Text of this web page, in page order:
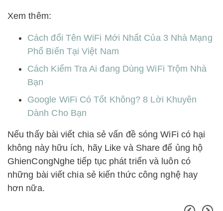
Xem thêm:
Cách đổi Tên WiFi Mới Nhất Của 3 Nhà Mạng
Phổ Biến Tại Việt Nam
Cách Kiểm Tra Ai đang Dùng WiFi Trộm Nhà
Bạn
Google WiFi Có Tốt Không? 8 Lời Khuyên
Dành Cho Bạn
Nếu thấy bài viết chia sẻ vấn đề sóng WiFi có hại
không này hữu ích, hãy Like và Share để ủng hộ
GhienCongNghe tiếp tục phát triển và luôn có
những bài viết chia sẻ kiến thức công nghệ hay
hơn nữa.